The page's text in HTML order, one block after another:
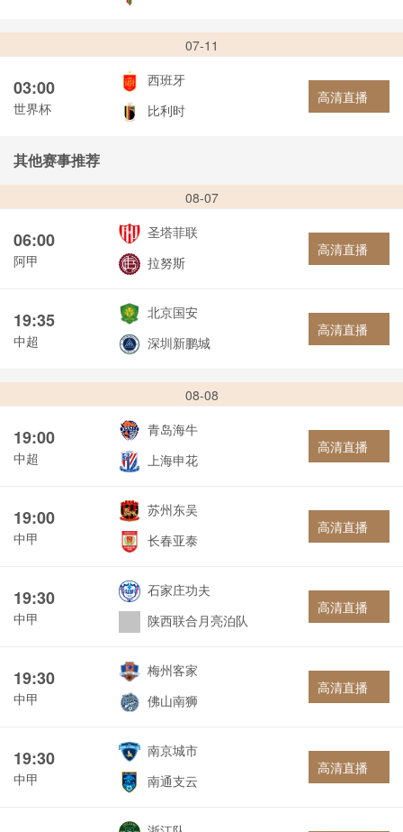
07-11
03:00
世界杯
西班牙
比利时
高清直播
其他赛事推荐
08-07
06:00
阿甲
圣塔菲联
拉努斯
高清直播
19:35
中超
北京国安
深圳新鹏城
高清直播
08-08
19:00
中超
青岛海牛
上海申花
高清直播
19:00
中甲
苏州东吴
长春亚泰
高清直播
19:30
中甲
石家庄功夫
陕西联合月亮泊队
高清直播
19:30
中甲
梅州客家
佛山南狮
高清直播
19:30
中甲
南京城市
南通支云
高清直播